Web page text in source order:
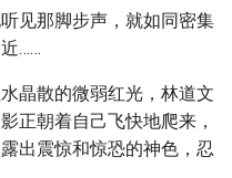
见那脚步声，就如同密集
……
晶散的微弱红光，林道文
正朝着自己飞快地爬来，
出震惊和惊恐的神色，忍